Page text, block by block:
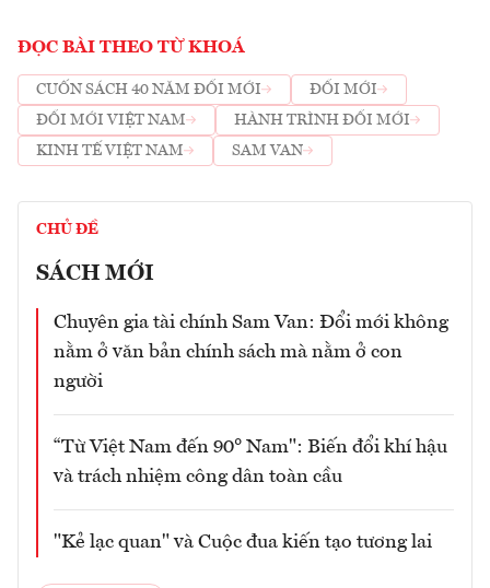
ĐỌC BÀI THEO TỪ KHOÁ
CUỐN SÁCH 40 NĂM ĐỔI MỚI
ĐỔI MỚI
ĐỔI MỚI VIỆT NAM
HÀNH TRÌNH ĐỔI MỚI
KINH TẾ VIỆT NAM
SAM VAN
CHỦ ĐỀ
SÁCH MỚI
Chuyên gia tài chính Sam Van: Đổi mới không
nằm ở văn bản chính sách mà nằm ở con
người
“Từ Việt Nam đến 90° Nam": Biến đổi khí hậu
và trách nhiệm công dân toàn cầu
"Kẻ lạc quan" và Cuộc đua kiến tạo tương lai